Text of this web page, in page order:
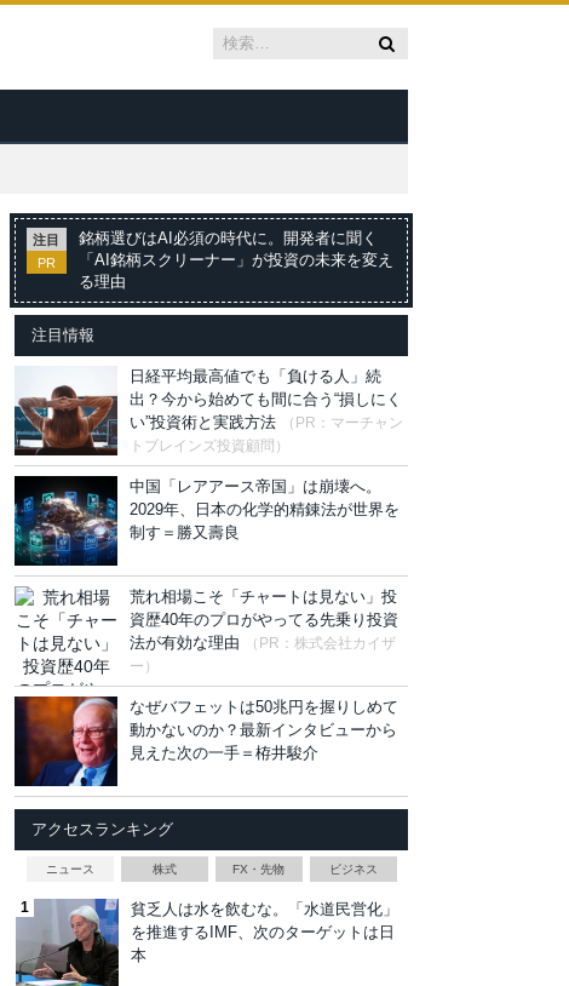
注目
PR
銘柄選びはAI必須の時代に。開発者に聞く
「AI銘柄スクリーナー」が投資の未来を変え
る理由
注目情報
日経平均最高値でも「負ける人」続
出？今から始めても間に合う“損しにく
い”投資術と実践方法
（PR：マーチャン
トブレインズ投資顧問）
中国「レアアース帝国」は崩壊へ。
2029年、日本の化学的精錬法が世界を
制す＝勝又壽良
荒れ相場こそ「チャートは見ない」投
資歴40年のプロがやってる先乗り投資
法が有効な理由
（PR：株式会社カイザ
ー）
なぜバフェットは50兆円を握りしめて
動かないのか？最新インタビューから
見えた次の一手＝栫井駿介
アクセスランキング
ニュース 株式 FX・先物 ビジネス
貧乏人は水を飲むな。「水道民営化」
を推進するIMF、次のターゲットは日
本